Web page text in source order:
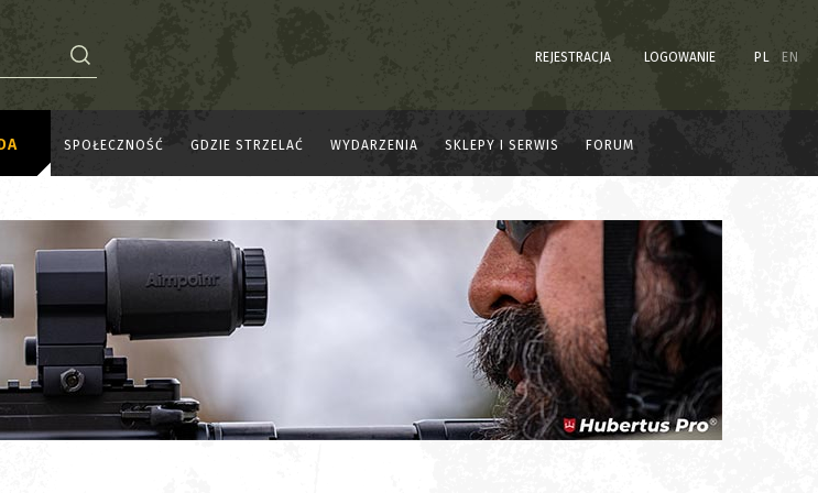
REJESTRACJA LOGOWANIE PL EN
SPOŁECZNOŚĆ GDZIE STRZELAĆ WYDARZENIA SKLEPY I SERWIS FORUM